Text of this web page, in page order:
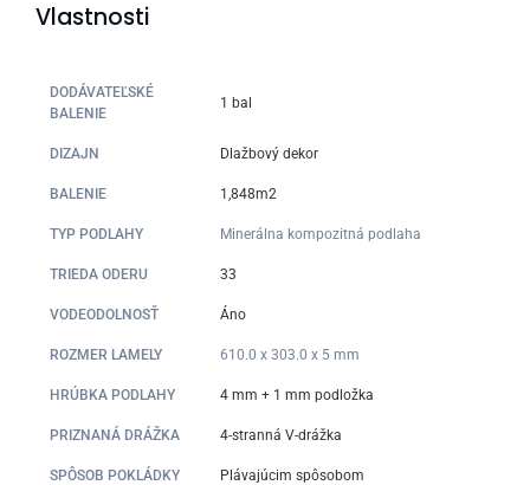
Vlastnosti
DODÁVATEĽSKÉ
BALENIE
1 bal
DIZAJN Dlažbový dekor
BALENIE 1,848m2
TYP PODLAHY Minerálna kompozitná podlaha
TRIEDA ODERU 33
VODEODOLNOSŤ Áno
ROZMER LAMELY 610.0 x 303.0 x 5 mm
HRÚBKA PODLAHY 4 mm + 1 mm podložka
PRIZNANÁ DRÁŽKA 4-stranná V-drážka
SPÔSOB POKLÁDKY Plávajúcim spôsobom